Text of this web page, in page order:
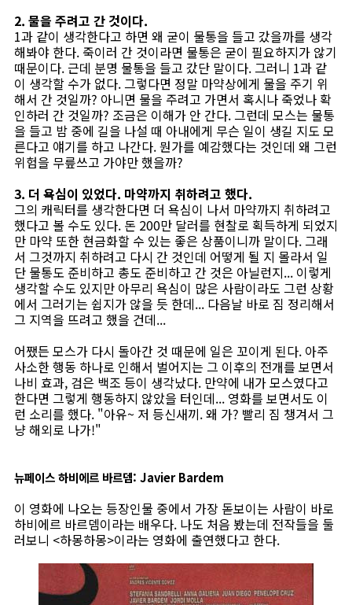
2. 물을 주려고 간 것이다.
1과 같이 생각한다고 하면 왜 굳이 물통을 들고 갔을까를 생각
해봐야 한다. 죽이러 간 것이라면 물통은 굳이 필요하지가 않기
때문이다. 근데 분명 물통을 들고 갔단 말이다. 그러니 1과 같
이 생각할 수가 없다. 그렇다면 정말 마약상에게 물을 주기 위
해서 간 것일까? 아니면 물을 주려고 가면서 혹시나 죽었나 확
인하러 간 것일까? 조금은 이해가 안 간다. 그런데 모스는 물통
을 들고 밤 중에 길을 나설 때 아내에게 무슨 일이 생길 지도 모
른다고 얘기를 하고 나간다. 뭔가를 예감했다는 것인데 왜 그런
위험을 무릎쓰고 가야만 했을까?
3. 더 욕심이 있었다. 마약까지 취하려고 했다.
그의 캐릭터를 생각한다면 더 욕심이 나서 마약까지 취하려고
했다고 볼 수도 있다. 돈 200만 달러를 현찰로 획득하게 되었지
만 마약 또한 현금화할 수 있는 좋은 상품이니까 말이다. 그래
서 그것까지 취하려고 다시 간 것인데 어떻게 될 지 몰라서 일
단 물통도 준비하고 총도 준비하고 간 것은 아닐런지... 이렇게
생각할 수도 있지만 아무리 욕심이 많은 사람이라도 그런 상황
에서 그러기는 쉽지가 않을 듯 한데... 다음날 바로 짐 정리해서
그 지역을 뜨려고 했을 건데...
어쨌든 모스가 다시 돌아간 것 때문에 일은 꼬이게 된다. 아주
사소한 행동 하나로 인해서 벌어지는 그 이후의 전개를 보면서
나비 효과, 검은 백조 등이 생각났다. 만약에 내가 모스였다고
한다면 그렇게 행동하지 않았을 터인데... 영화를 보면서도 이
런 소리를 했다. "아유~ 저 등신새끼. 왜 가? 빨리 짐 챙겨서 그
냥 해외로 나가!"
뉴페이스 하비에르 바르뎀: Javier Bardem
이 영화에 나오는 등장인물 중에서 가장 돋보이는 사람이 바로
하비에르 바르뎀이라는 배우다. 나도 처음 봤는데 전작들을 둘
러보니 <하몽하몽>이라는 영화에 출연했다고 한다.